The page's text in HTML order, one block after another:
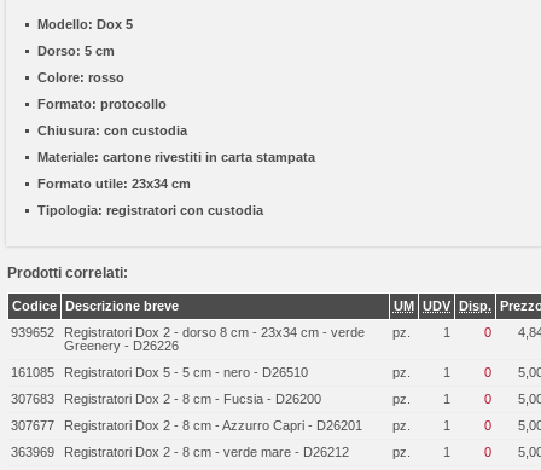
Modello: Dox 5
Dorso: 5 cm
Colore: rosso
Formato: protocollo
Chiusura: con custodia
Materiale: cartone rivestiti in carta stampata
Formato utile: 23x34 cm
Tipologia: registratori con custodia
Prodotti correlati:
Codice Descrizione breve UM UDV Disp.
939652
Registratori Dox 2 - dorso 8 cm - 23x34 cm - verde
Greenery - D26226
pz. 1 0
161085 Registratori Dox 5 - 5 cm - nero - D26510 pz. 1 0
307683
Registratori Dox 2 - 8 cm - Fucsia - D26200 pz. 1 0
307677
Registratori Dox 2 - 8 cm - Azzurro Capri - D26201 pz. 1 0
363969
Registratori Dox 2 - 8 cm - verde mare - D26212 pz. 1 0